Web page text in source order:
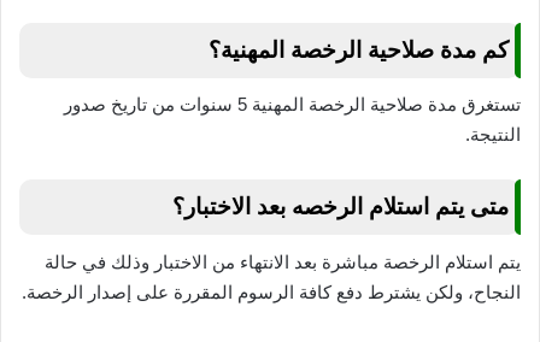
كم مدة صلاحية الرخصة المهنية؟
تستغرق مدة صلاحية الرخصة المهنية 5 سنوات من تاريخ صدور
النتيجة.
متى يتم استلام الرخصه بعد الاختبار؟
يتم استلام الرخصة مباشرة بعد الانتهاء من الاختبار وذلك في حالة
النجاح، ولكن يشترط دفع كافة الرسوم المقررة على إصدار الرخصة.